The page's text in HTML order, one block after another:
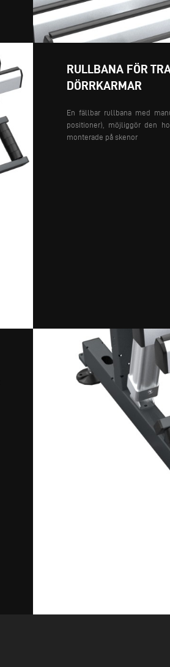
RULLBANA FÖR
DÖRRKARMAR
En fällbar rullbana med
positioner), möjliggör den
monterade på skenor